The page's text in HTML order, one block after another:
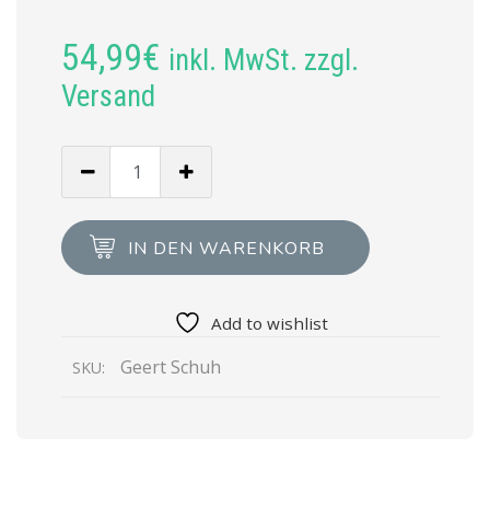
54,99€ inkl. MwSt. zzgl.
Versand
aus
einer
Mittelbrett
IN DEN WARENKORB
Add to wishlist
SKU: Geert Schuh